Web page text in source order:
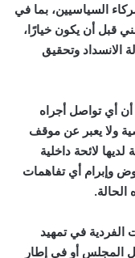
السياسيين، بما في
قبل أن يكون خيارًا،
الانسداد وتحقيق
كرموس في تصريح طالعته ليبيا 24، أن أي تواصل أجراه
ولا يعبر عن موقف
لائحة داخلية
وإبرام أي تفاهمات
.
في تمهيد
المجلس أو في إطار